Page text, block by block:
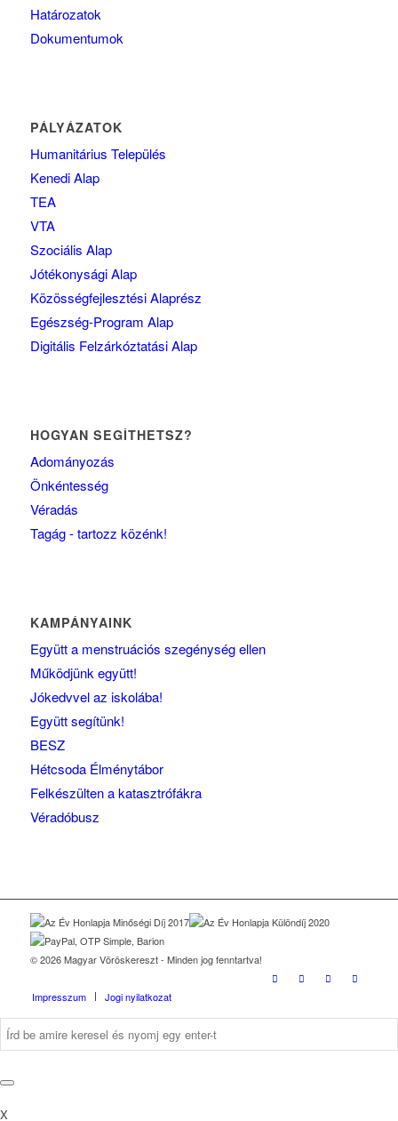
Határozatok
Dokumentumok
PÁLYÁZATOK
Humanitárius Település
Kenedi Alap
TEA
VTA
Szociális Alap
Jótékonysági Alap
Közösségfejlesztési Alaprész
Egészség-Program Alap
Digitális Felzárkóztatási Alap
HOGYAN SEGÍTHETSZ?
Adományozás
Önkéntesség
Véradás
Tagág - tartozz közénk!
KAMPÁNYAINK
Együtt a menstruációs szegénység ellen
Működjünk együtt!
Jókedvvel az iskolába!
Együtt segítünk!
BESZ
Hétcsoda Élménytábor
Felkészülten a katasztrófákra
Véradóbusz
© 2026 Magyar Vöröskereszt - Minden jog fenntartva!
Impresszum Jogi nyilatkozat
X